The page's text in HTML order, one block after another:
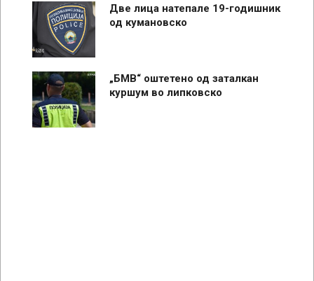
Две лица натепале 19-годишник
од кумановско
„БМВ“ оштетено од заталкан
куршум во липковско